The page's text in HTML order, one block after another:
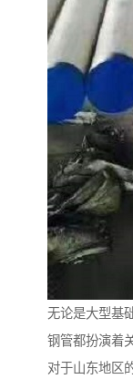
无论是大型基
钢管都扮演着
对于山东地区